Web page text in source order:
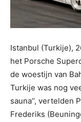
Istanbul (Turkije),
het Porsche
de woestijn van
Turkije was nog
sauna’’, vertelden
Frederiks